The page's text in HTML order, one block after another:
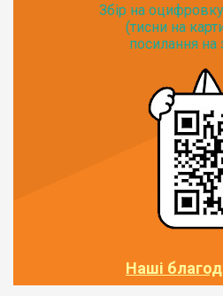
Збір на
(тисни на
посилання на
Наші